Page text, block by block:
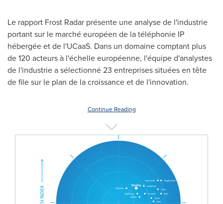
Le rapport Frost Radar présente une analyse de l'industrie
portant sur le marché européen de la téléphonie IP
hébergée et de l'UCaaS. Dans un domaine comptant plus
de 120 acteurs à l'échelle européenne, l'équipe d'analystes
de l'industrie a sélectionné 23 entreprises situées en tête
de file sur le plan de la croissance et de l'innovation.
Continue Reading